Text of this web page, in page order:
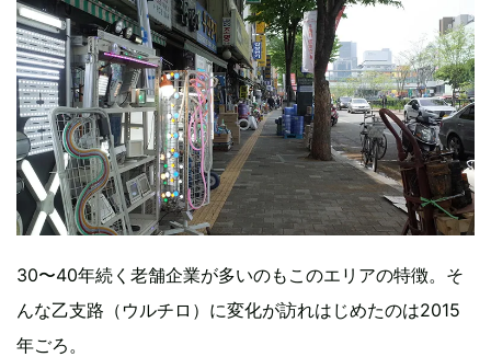
30〜40年続く老舗企業が多いのもこのエリアの特徴。そ
んな乙支路（ウルチロ）に変化が訪れはじめたのは2015
年ごろ。